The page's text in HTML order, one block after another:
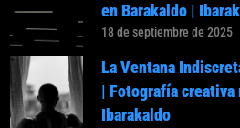
en Barakaldo |
18 de septiembre de 2025
La Ventana
| Fotografía creativa
Ibarakaldo